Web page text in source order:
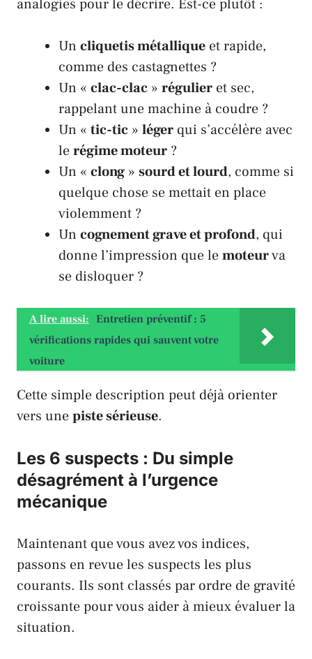
analogies pour le décrire. Est-ce plutôt :
Un cliquetis métallique et rapide,
comme des castagnettes ?
Un « clac-clac » régulier et sec,
rappelant une machine à coudre ?
Un « tic-tic » léger qui s’accélère avec
lerégime moteur ?
Un « clong » sourd et lourd, comme si
quelque chose se mettait en place
violemment ?
Un cognement grave et profond, qui
donne l’impression que lemoteurva
se disloquer ?
A lire aussi: Entretien préventif : 5
vérifications rapides qui sauvent votre
voiture
Cette simple description peut déjà orienter
vers unepiste sérieuse.
Les 6 suspects : Du simple
désagrément à l’urgence
mécanique
Maintenant que vous avez vos indices,
passons en revue les suspects les plus
courants. Ils sont classés par ordre de gravité
croissante pour vous aider à mieux évaluer la
situation.